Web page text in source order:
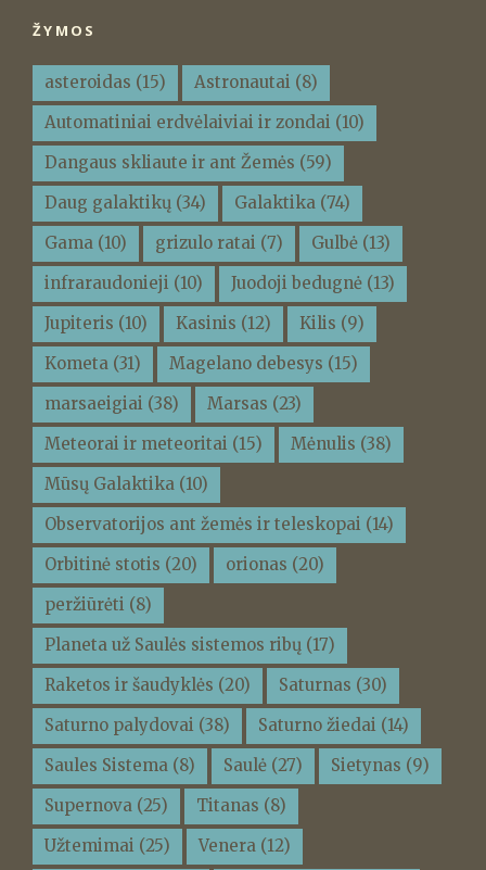
ŽYMOS
asteroidas (15) Astronautai (8)
Automatiniai erdvėlaiviai ir zondai (10)
Dangaus skliaute ir ant Žemės (59)
Daug galaktikų (34) Galaktika (74)
Gama (10) grizulo ratai (7) Gulbė (13)
infraraudonieji (10) Juodoji bedugnė (13)
Jupiteris (10) Kasinis (12) Kilis (9)
Kometa (31) Magelano debesys (15)
marsaeigiai (38) Marsas (23)
Meteorai ir meteoritai (15) Mėnulis (38)
Mūsų Galaktika (10)
Observatorijos ant žemės ir teleskopai (14)
Orbitinė stotis (20) orionas (20)
peržiūrėti (8)
Planeta už Saulės sistemos ribų (17)
Raketos ir šaudyklės (20) Saturnas (30)
Saturno palydovai (38) Saturno žiedai (14)
Saules Sistema (8) Saulė (27) Sietynas (9)
Supernova (25) Titanas (8)
Užtemimai (25) Venera (12)